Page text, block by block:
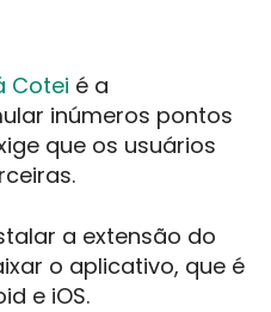
Cotei é a
inúmeros pontos
que os usuários
a extensão do
o aplicativo, que é
e iOS.